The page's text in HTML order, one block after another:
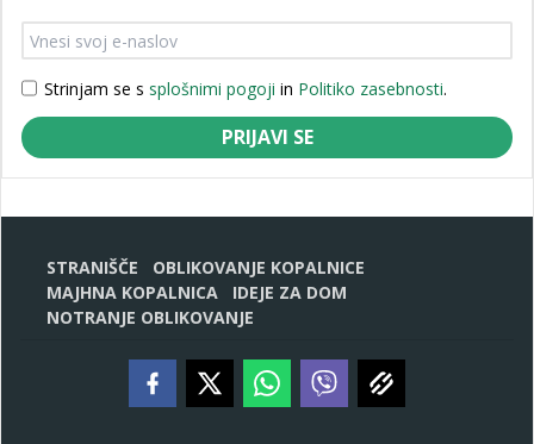
Strinjam se s splošnimi pogoji in Politiko zasebnosti.
PRIJAVI SE
STRANIŠČE
OBLIKOVANJE KOPALNICE
MAJHNA KOPALNICA
IDEJE ZA DOM
NOTRANJE OBLIKOVANJE